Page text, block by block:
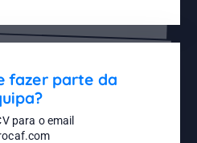
fazer parte da
para o email